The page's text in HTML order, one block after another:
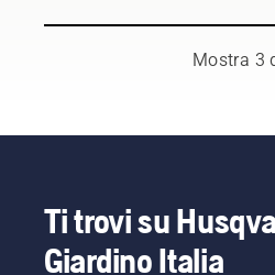
durata.
attività
l'efficienza
del
proprio
Mostra 3
Ti trovi su
Giardino Italia